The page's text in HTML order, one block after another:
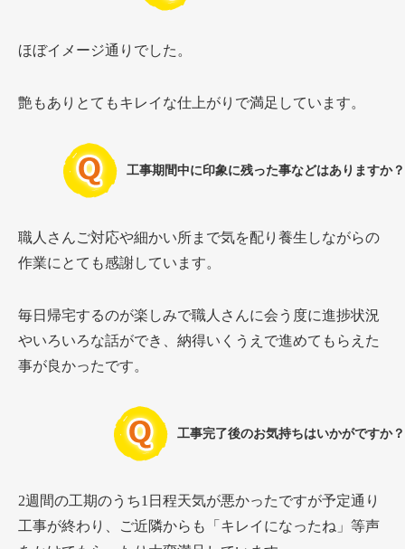
ほぼイメージ通りでした。
艶もありとてもキレイな仕上がりで満足しています。
工事期間中に印象に残った事などはありますか？
職人さんご対応や細かい所まで気を配り養生しながらの
作業にとても感謝しています。
毎日帰宅するのが楽しみで職人さんに会う度に進捗状況
やいろいろな話ができ、納得いくうえで進めてもらえた
事が良かったです。
工事完了後のお気持ちはいかがですか？
2週間の工期のうち1日程天気が悪かったですが予定通り
工事が終わり、ご近隣からも「キレイになったね」等声